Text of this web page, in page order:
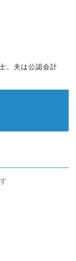
。夫は公認会計